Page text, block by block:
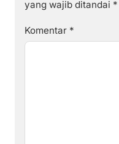
yang wajib ditandai *
Komentar *